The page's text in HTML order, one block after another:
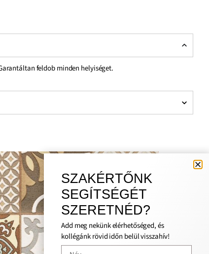
feldob minden helyiséget.
SZAKÉRTŐNK
SEGÍTSÉGÉT
SZERETNÉD?
Add meg nekünk elérhetőséged, és
kollégánk rövid időn belül visszahív!